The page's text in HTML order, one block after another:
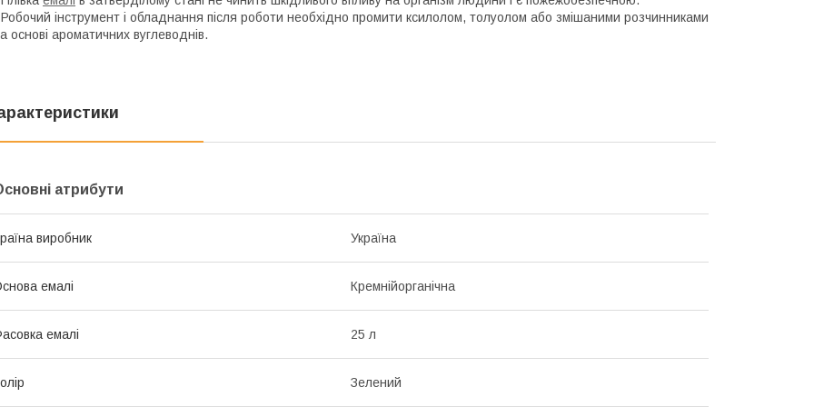
інструмент і обладнання після роботи необхідно промити ксилолом, толуолом або змішаними розчинниками
основі ароматичних вуглеводнів.
атрибути
виробник Україна
емалі Кремнійорганічна
емалі 25 л
Зелений